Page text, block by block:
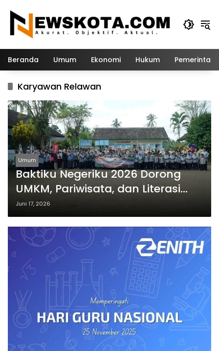
konten
Beranda Umum Ekonomi Hukum
Karyawan Relawan
Umum
Baktiku Negeriku 2026 Dorong
UMKM, Pariwisata, dan Literasi
Digital Desa Bayu
Juni 17, 2026